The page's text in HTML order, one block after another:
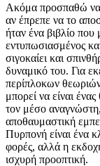
Ακόμα προσπαθώ να
αν έπρεπε να το
ήταν ένα βιβλίο
εντυπωσιασμένος
σιγοκαίει και
δυναμικό του. Για
περίπλοκων
μπορεί να είναι
τον μέσο
αποθαυμαστική
Πυρπονή είναι ένα
φορές, αλλά η
ισχυρή προοπτική.